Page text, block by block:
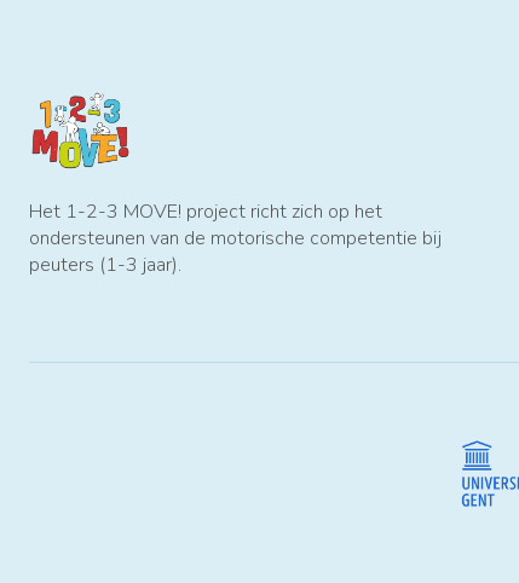
Het 1-2-3 MOVE! project richt zich op het
ondersteunen van de motorische competentie bij
peuters (1-3 jaar).